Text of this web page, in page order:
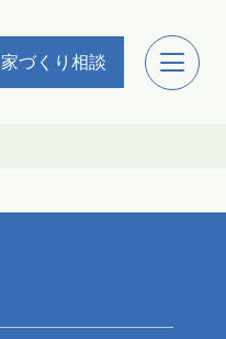
家づくり相談